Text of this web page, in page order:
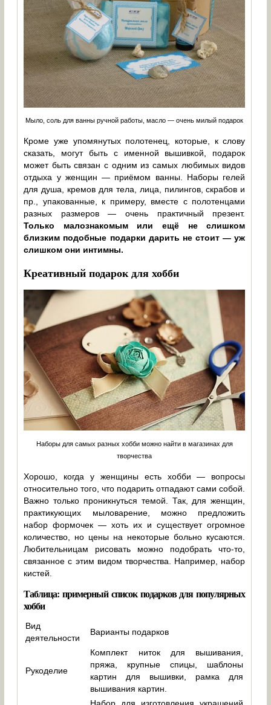
Мыло, соль для ванны ручной работы, масло — очень милый подарок
Кроме уже упомянутых полотенец, которые, к слову
сказать, могут быть с именной вышивкой, подарок
может быть связан с одним из самых любимых видов
отдыха у женщин — приёмом ванны. Наборы гелей
для душа, кремов для тела, лица, пилингов, скрабов и
пр., упакованные, к примеру, вместе с полотенцами
разных размеров — очень практичный презент.
Только малознакомым или ещё не слишком
близким подобные подарки дарить не стоит — уж
слишком они интимны.
Креативный подарок для хобби
Наборы для самых разных хобби можно найти в магазинах для
творчества
Хорошо, когда у женщины есть хобби — вопросы
относительно того, что подарить отпадают сами собой.
Важно только проникнуться темой. Так, для женщин,
практикующих мыловарение, можно предложить
набор формочек — хоть их и существует огромное
количество, но цены на некоторые больно кусаются.
Любительницам рисовать можно подобрать что-то,
связанное с этим видом творчества. Например, набор
кистей.
Таблица: примерный список подарков для популярных
хобби
Вид
деятельности
Варианты подарков
Рукоделие
Комплект ниток для вышивания,
пряжа, крупные спицы, шаблоны
картин для вышивки, рамка для
вышивания картин.
Набор для изготовления украшений